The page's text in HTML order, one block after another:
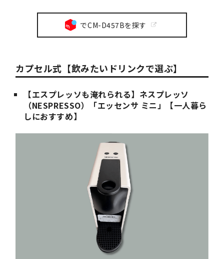
でCM-D457Bを探す
カプセル式【飲みたいドリンクで選ぶ】
【エスプレッソも淹れられる】ネスプレッソ
（NESPRESSO）「エッセンサ ミニ」【一人暮ら
しにおすすめ】